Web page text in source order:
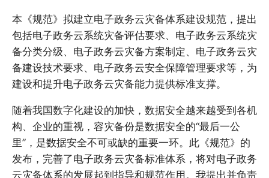
本《规范》拟建立电子政务云灾备体系建设规范，提出
包括电子政务云系统灾备评估要求、电子政务云系统灾
备分类分级、电子政务云灾备方案制定、电子政务云灾
备建设技术要求、电子政务云安全保障管理要求等，为
建设和提升电子政务云灾备能力提供标准支撑。
随着我国数字化建设的加快，数据安全越来越受到各机
构、企业的重视，容灾备份是数据安全的“最后一公
里”，是数据安全不可或缺的重要一环。此《规范》的
发布，完善了电子政务云灾备标准体系，将对电子政务
云灾备体系的发展起到指导和规范作用。 我提出并负责